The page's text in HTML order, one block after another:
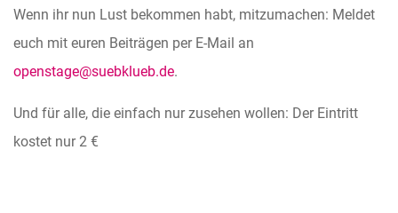
Wenn ihr nun Lust bekommen habt, mitzumachen: Meldet
euch mit euren Beiträgen per E-Mail an
openstage@suebklueb.de.
Und für alle, die einfach nur zusehen wollen: Der Eintritt
kostet nur 2 €